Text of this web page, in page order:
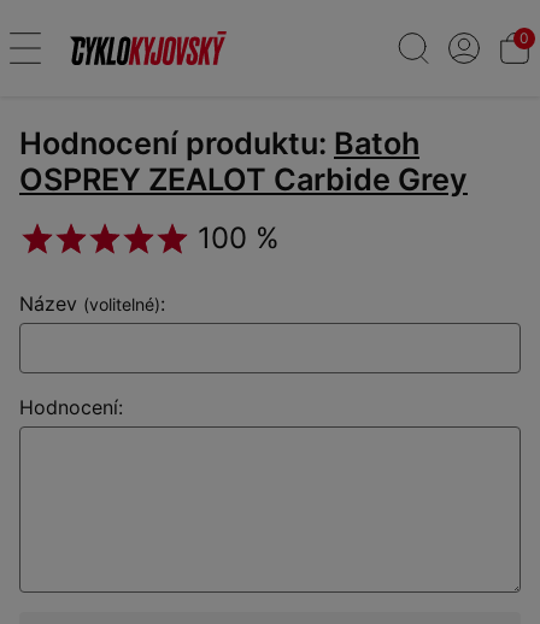
0
Hodnocení produktu: Batoh
OSPREY ZEALOT Carbide Grey
100 %
Název (volitelné):
Hodnocení: